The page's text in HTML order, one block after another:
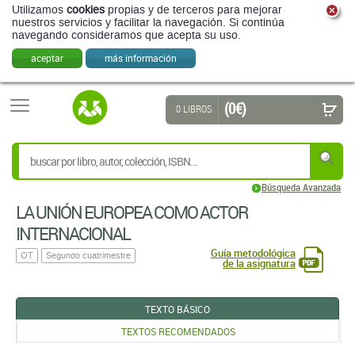
Utilizamos cookies propias y de terceros para mejorar
nuestros servicios y facilitar la navegación. Si continúa
navegando consideramos que acepta su uso.
aceptar más información
Búsqueda Avanzada
0 LIBROS (0 €)
LA UNIÓN EUROPEA COMO ACTOR
INTERNACIONAL
OT Segundo cuatrimestre Guía metodológica
de la asignatura
TEXTO BÁSICO
TEXTOS RECOMENDADOS